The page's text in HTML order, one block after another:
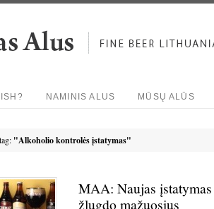
NAMINIS ALUS MŪSŲ ALŪS
"Alkoholio kontrolės įstatymas"
MAA: Naujas įstatymas
žlugdo mažuosius